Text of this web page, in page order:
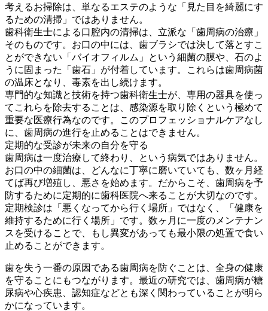
考えるお掃除は、単なるエステのような「見た目を綺麗にす
るための清掃」ではありません。
歯科衛生士による口腔内の清掃は、立派な「歯周病の治療」
そのものです。お口の中には、歯ブラシでは決して落とすこ
とができない「バイオフィルム」という細菌の膜や、石のよ
うに固まった「歯石」が付着しています。これらは歯周病菌
の温床となり、毒素を出し続けます。
専門的な知識と技術を持つ歯科衛生士が、専用の器具を使っ
てこれらを除去することは、感染源を取り除くという極めて
重要な医療行為なのです。このプロフェッショナルケアなし
に、歯周病の進行を止めることはできません。
定期的な受診が未来の自分を守る
歯周病は一度治療して終わり、という病気ではありません。
お口の中の細菌は、どんなに丁寧に磨いていても、数ヶ月経
てば再び増殖し、悪さを始めます。だからこそ、歯周病を予
防するために定期的に歯科医院へ来ることが大切なのです。
定期検診は「悪くなってから行く場所」ではなく、「健康を
維持するために行く場所」です。数ヶ月に一度のメンテナン
スを受けることで、もし異変があっても最小限の処置で食い
止めることができます。
歯を失う一番の原因である歯周病を防ぐことは、全身の健康
を守ることにもつながります。最近の研究では、歯周病が糖
尿病や心疾患、認知症などとも深く関わっていることが明ら
かになっています。